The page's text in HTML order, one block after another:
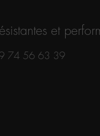
et
74 56 63 39